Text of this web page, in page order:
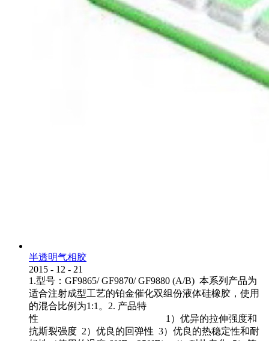
半透明气相胶
2015 - 12 - 21
1.型号：GF9865/ GF9870/ GF9880 (A/B) 本系列产品为
适合注射成型工艺的铂金催化双组份液体硅橡胶，使用
的混合比例为1:1。2. 产品特
性 1）优异的拉伸强度和
抗斯裂强度 2）优良的回弹性 3）优良的热稳定性和耐